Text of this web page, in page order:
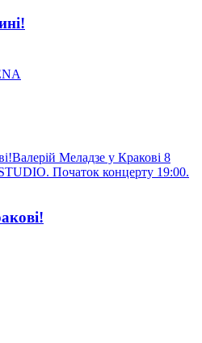
Валерій Меладзе у Кракові 8
Початок концерту 19:00.